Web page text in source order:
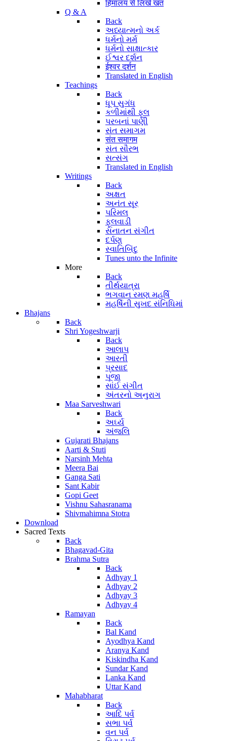
हिमालय से लिखे खत
Q & A
Back
અધ્યાત્મનો અર્ક
ધર્મનો મર્મ
ધર્મનો સાક્ષાત્કાર
ઈશ્વર દર્શન
ईश्वर दर्शन
Translated in English
Teachings
Back
ધૂપ સુગંધ
કળીમાંથી ફૂલ
પરબનાં પાણી
સંત સમાગમ
संत समागम
સંત સૌરભ
સત્સંગ
Translated in English
Writings
Back
અક્ષત
અનંત સૂર
પરિમલ
ફૂલવાડી
સનાતન સંગીત
દર્પણ
સ્વાતિબિંદુ
Tunes unto the Infinite
More
Back
તીર્થયાત્રા
ભગવાન રમણ મહર્ષિ
મહર્ષિની સુખદ સંનિધિમાં
Bhajans
Back
Shri Yogeshwarji
Back
આલાપ
આરતી
પ્રસાદ
પૂજા
સાંઈ સંગીત
અંતરનો અનુરાગ
Maa Sarveshwari
Back
અર્ઘ્ય
અંજલિ
Gujarati Bhajans
Aarti & Stuti
Narsinh Mehta
Meera Bai
Ganga Sati
Sant Kabir
Gopi Geet
Vishnu Sahasranama
Shivmahimna Stotra
Download
Sacred Texts
Back
Bhagavad-Gita
Brahma Sutra
Back
Adhyay 1
Adhyay 2
Adhyay 3
Adhyay 4
Ramayan
Back
Bal Kand
Ayodhya Kand
Aranya Kand
Kiskindha Kand
Sundar Kand
Lanka Kand
Uttar Kand
Mahabharat
Back
આદિ પર્વ
સભા પર્વ
વન પર્વ